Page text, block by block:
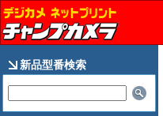
新品型番検索